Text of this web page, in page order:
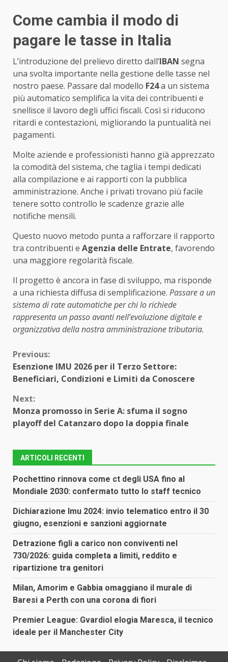
Come cambia il modo di
pagare le tasse in Italia
L’introduzione del prelievo diretto dall’IBAN segna
una svolta importante nella gestione delle tasse nel
nostro paese. Passare dal modello F24a un sistema
più automatico semplifica la vita dei contribuenti e
snellisce il lavoro degli uffici fiscali. Così si riducono
ritardi e contestazioni, migliorando la puntualità nei
pagamenti.
Molte aziende e professionisti hanno già apprezzato
la comodità del sistema, che taglia i tempi dedicati
alla compilazione e ai rapporti con la pubblica
amministrazione. Anche i privati trovano più facile
tenere sotto controllo le scadenze grazie alle
notifiche mensili.
Questo nuovo metodo punta a rafforzare il rapporto
tra contribuenti e Agenzia delle Entrate, favorendo
una maggiore regolarità fiscale.
Il progetto è ancora in fase di sviluppo, ma risponde
a una richiesta diffusa di semplificazione. Passare a un
sistema di rate automatiche per chi lo richiede
rappresenta un passo avanti nell’evoluzione digitale e
organizzativa della nostra amministrazione tributaria.
Continue
Reading
Previous:
Esenzione IMU 2026 per il Terzo Settore:
Beneficiari, Condizioni e Limiti da Conoscere
Next:
Monza promosso in Serie A: sfuma il sogno
playoff del Catanzaro dopo la doppia finale
ARTICOLI RECENTI
Pochettino rinnova come ct degli USA fino al
Mondiale 2030: confermato tutto lo staff tecnico
Dichiarazione Imu 2024: invio telematico entro il 30
giugno, esenzioni e sanzioni aggiornate
Detrazione figli a carico non conviventi nel
730/2026: guida completa a limiti, reddito e
ripartizione tra genitori
Milan, Amorim e Gabbia omaggiano il murale di
Baresi a Perth con una corona di fiori
Premier League: Gvardiol elogia Maresca, il tecnico
ideale per il Manchester City